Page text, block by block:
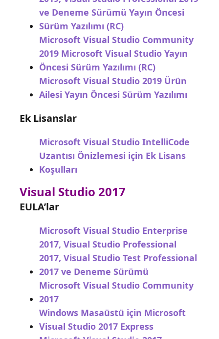
ve Deneme Sürümü Yayın Öncesi
Sürüm Yazılımı (RC)
Microsoft Visual Studio Community
2019 Microsoft Visual Studio Yayın
Öncesi Sürüm Yazılımı (RC)
Microsoft Visual Studio 2019 Ürün
Ailesi Yayın Öncesi Sürüm Yazılımı
Ek Lisanslar
Microsoft Visual Studio IntelliCode
Uzantısı Önizlemesi için Ek Lisans
Koşulları
Visual Studio 2017
EULA’lar
Microsoft Visual Studio Enterprise
2017, Visual Studio Professional
2017, Visual Studio Test Professional
2017 ve Deneme Sürümü
Microsoft Visual Studio Community
2017
Windows Masaüstü için Microsoft
Visual Studio 2017 Express